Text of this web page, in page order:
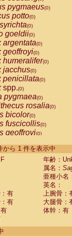
pygmaeus(0)
potto(0)
(0)
goeldii(0)
argentata(0)
geoffroyi(0)
humeralifer(0)
jacchus(0)
penicillata(0)
spp.(0)
pygmaea(0)
rosalia(0)
bicolor(0)
fuscicollis(0)
geoffroyi(0)
labiatus(0)
leucopus (0)
mystax
nigricollis (1)
oedipus
weddelli
spp.
から 1 件を表示中
年齢：
属名：
亜種小名
英名：
有
上腕骨：
有
大腿骨：
体幹：有